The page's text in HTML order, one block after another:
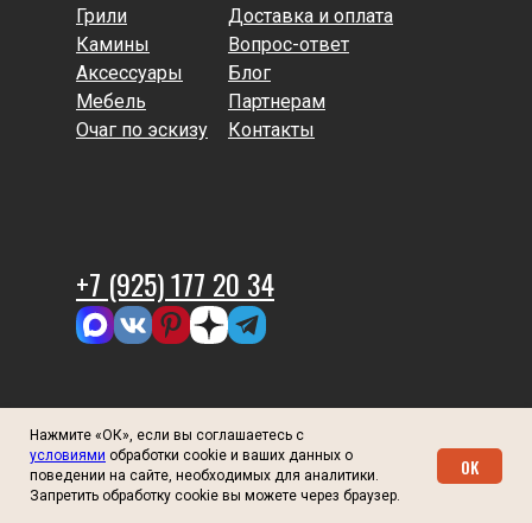
+7 (925) 177 20 34
Политика конфиденциальностиДоговор оферты
Грили
Камины
Аксессуары
Мебель
Очаг по эскизу
Доставка и оплата
Вопрос-ответ
Блог
Партнерам
Контакты
Нажмите «ОК», если вы соглашаетесь с
условиями обработки cookie и ваших данных о
поведении на сайте, необходимых для аналитики.
Запретить обработку cookie вы можете через браузер.
OK